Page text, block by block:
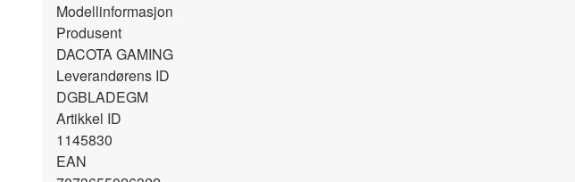
Modellinformasjon
Produsent
DACOTA GAMING
Leverandørens ID
DGBLADEGM
Artikkel ID
1145830
EAN